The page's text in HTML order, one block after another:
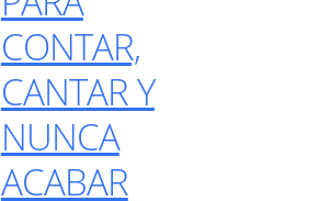
CONTAR,
CANTAR Y
NUNCA
ACABAR